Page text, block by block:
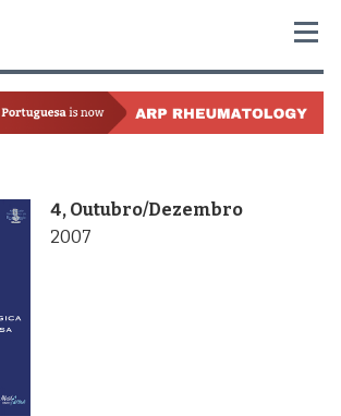
4, Outubro/Dezembro
2007